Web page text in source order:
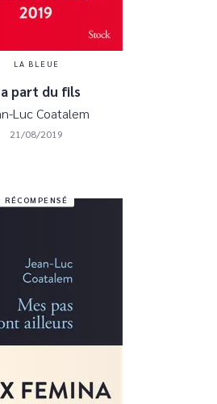
LA BLEUE
part du fils
Luc Coatalem
21/08/2019
RÉCOMPENSÉ